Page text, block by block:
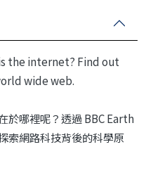
the internet? Find out
wide web.
於哪裡呢？透過 BBC Earth
索網路科技背後的科學原